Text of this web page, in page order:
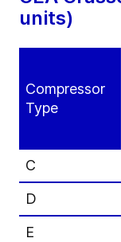
units)
Compressor
Type
C
D
E